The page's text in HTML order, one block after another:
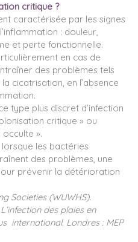
critique ?
caractérisée par les signes
: douleur,
et perte fonctionnelle.
en cas de
des problèmes tels
cicatrisation, en l’absence
type plus discret d’infection
critique » ou
occulte ».
les bactéries
des problèmes, une
prévenir la détérioration
Societies (WUWHS).
des plaies en
international. Londres : MEP